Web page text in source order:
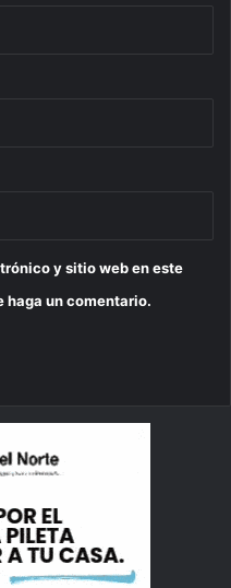
y sitio web en este
haga un comentario.